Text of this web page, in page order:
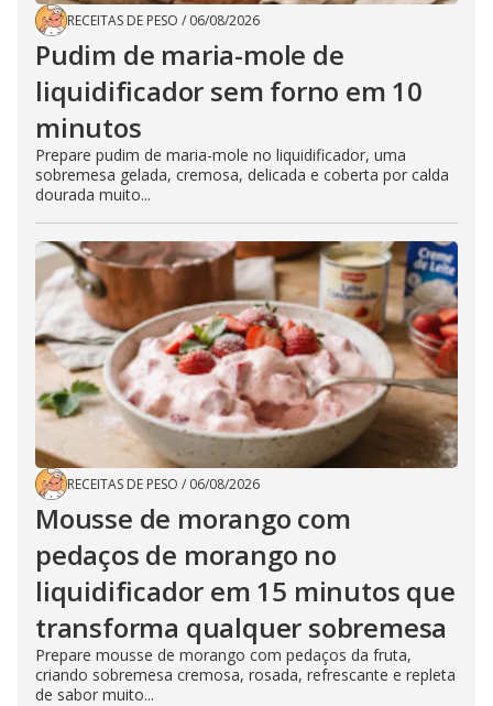
RECEITAS DE PESO / 06/08/2026
Pudim de maria-mole de
liquidificador sem forno em 10
minutos
Prepare pudim de maria-mole no liquidificador, uma
sobremesa gelada, cremosa, delicada e coberta por calda
dourada muito...
RECEITAS DE PESO / 06/08/2026
Mousse de morango com
pedaços de morango no
liquidificador em 15 minutos que
transforma qualquer sobremesa
Prepare mousse de morango com pedaços da fruta,
criando sobremesa cremosa, rosada, refrescante e repleta
de sabor muito...